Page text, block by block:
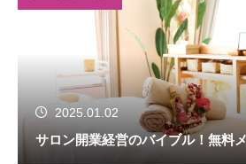
2025.01.02
サロン開業経営のバイブル！無料